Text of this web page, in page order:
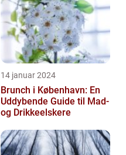
14 januar 2024
Brunch i København: En
Uddybende Guide til Mad-
og Drikkeelskere